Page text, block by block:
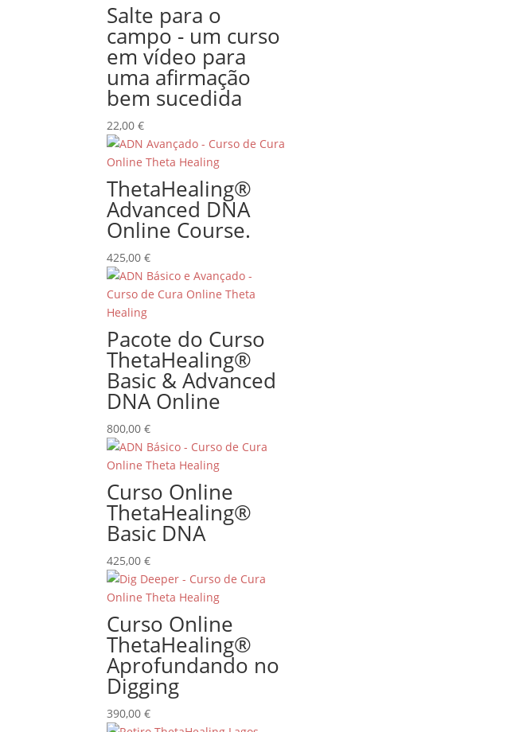
Salte para o
campo - um curso
em vídeo para
uma afirmação
bem sucedida
22,00€
ThetaHealing®
Advanced DNA
Online Course.
425,00€
Pacote do Curso
ThetaHealing®
Basic & Advanced
DNA Online
800,00€
Curso Online
ThetaHealing®
Basic DNA
425,00€
Curso Online
ThetaHealing®
Aprofundando no
Digging
390,00€